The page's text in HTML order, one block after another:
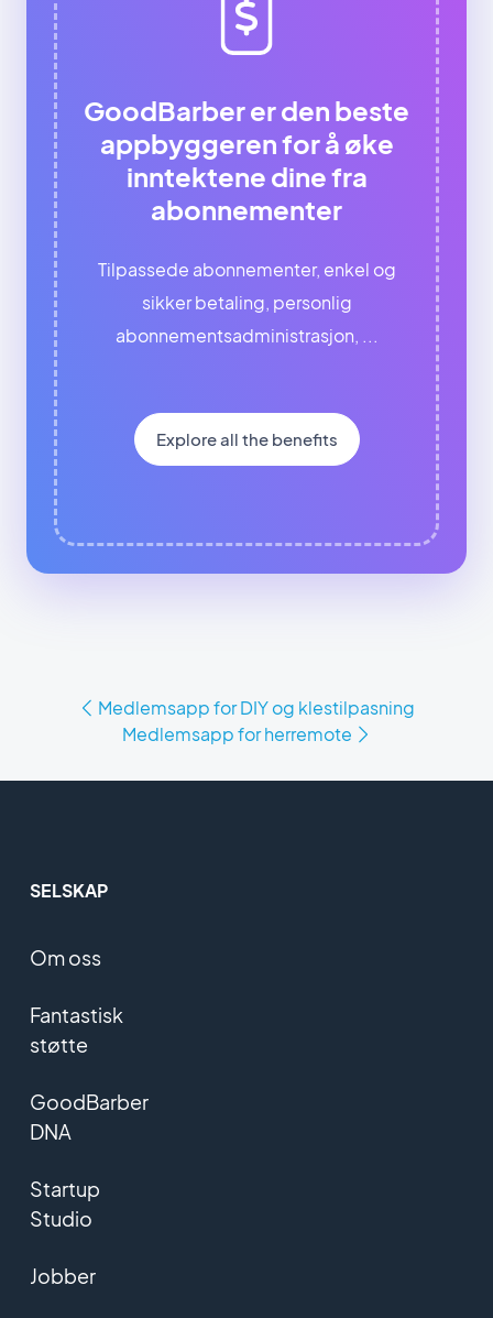
GoodBarber er den beste
appbyggeren for å øke
inntektene dine fra
abonnementer
Tilpassede abonnementer, enkel og
sikker betaling, personlig
abonnementsadministrasjon, ...
Explore all the benefits
Medlemsapp for DIY og klestilpasning
Medlemsapp for herremote
SELSKAP
Om oss
Fantastisk
støtte
GoodBarber
DNA
Startup
Studio
Jobber